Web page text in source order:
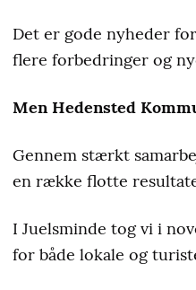
Det er gode nyheder
flere forbedringer og
Men Hedensted
Gennem stærkt
en række flotte
I Juelsminde tog vi i
for både lokale og